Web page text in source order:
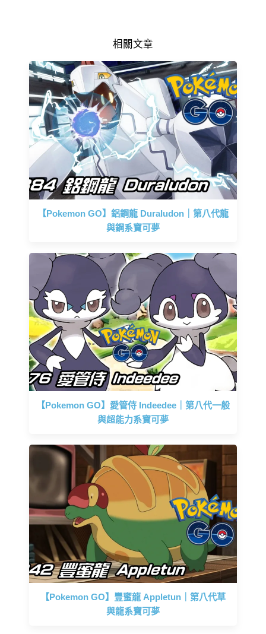
相關文章
【Pokemon GO】鋁鋼龍 Duraludon｜第八代龍
與鋼系寶可夢
【Pokemon GO】愛管侍 Indeedee｜第八代一般
與超能力系寶可夢
【Pokemon GO】豐蜜龍 Appletun｜第八代草
與龍系寶可夢